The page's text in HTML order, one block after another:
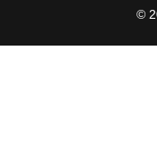
©